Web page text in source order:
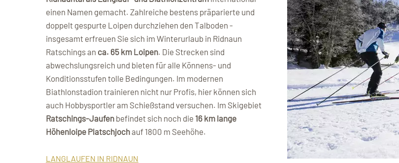
einen Namen gemacht. Zahlreiche bestens präparierte und
doppelt gespurte Loipen durchziehen den Talboden -
insgesamt erfreuen Sie sich im Winterurlaub in Ridnaun
Ratschings an ca. 65 km Loipen. Die Strecken sind
abwechslungsreich und bieten für alle Könnens- und
Konditionsstufen tolle Bedingungen. Im modernen
Biathlonstadion trainieren nicht nur Profis, hier können sich
auch Hobbysportler am Schießstand versuchen. Im Skigebiet
Ratschings-Jaufen befindet sich noch die 16 km lange
Höhenloipe Platschjochauf 1800 m Seehöhe.
LANGLAUFEN IN RIDNAUN